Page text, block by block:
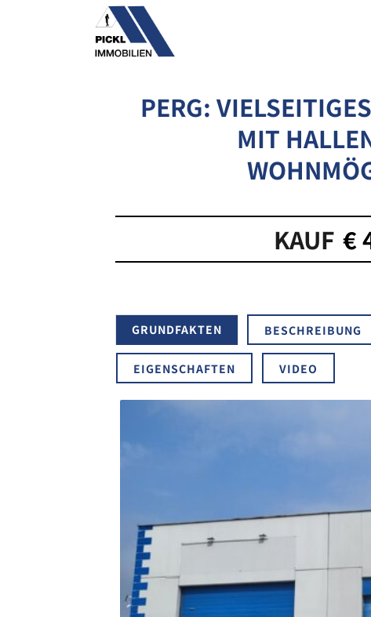
PERG:
MIT
KAUF €
GRUNDFAKTEN BESCHREIBUNG
EIGENSCHAFTEN VIDEO